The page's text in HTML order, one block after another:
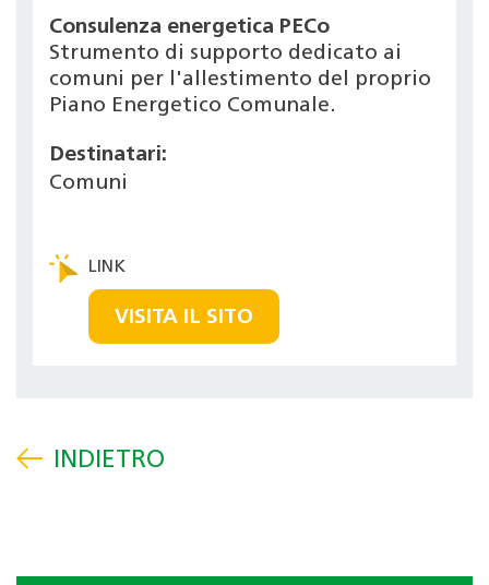
Consulenza energetica PECo
Strumento di supporto dedicato ai
comuni per l'allestimento del proprio
Piano Energetico Comunale.
Destinatari:
Comuni
VISITA IL SITO